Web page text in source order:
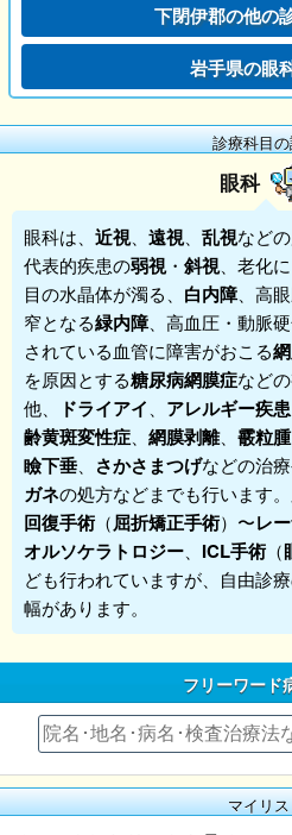
下閉伊郡の他の
岩手県の眼
診療科目
眼科
眼科は、 近視 遠視 乱視など
代表的疾患の弱視 ・ 斜視 、老化
目の水晶体が濁る、 白内障、高
窄となる緑内障、高血圧・動脈
されている血管に障害がおこる
を原因とする糖尿病網膜症など
他、
ドライアイ アレルギー疾患
齢黄斑変性症
網膜剥離、 霰粒腫
瞼下垂
さかさまつげなどの治療
ガネの処方などまでも行います。
回復手術（屈折矯正手術）〜レ
オルソケラトロジー ICL手術（
ども行われていますが、自由診
幅があります。
フリーワード
マイリ